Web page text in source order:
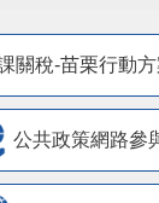
關稅-苗栗行動
公共政策網路參